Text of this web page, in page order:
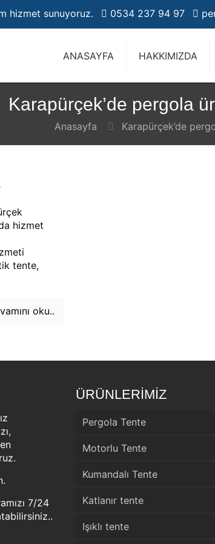
hizmet sunuyoruz. 0534 237 94 97
ANASAYFA HAKKIMIZDA
Karapürçek’de pergola
Anasayfa Karapürçek’de
hizmet
tente,
oku..
7/24
ÜRÜNLERİMİZ
Pergola Tente
Motorlu Tente
Kumandalı Tente
Katlanır tente
Işıklı tente